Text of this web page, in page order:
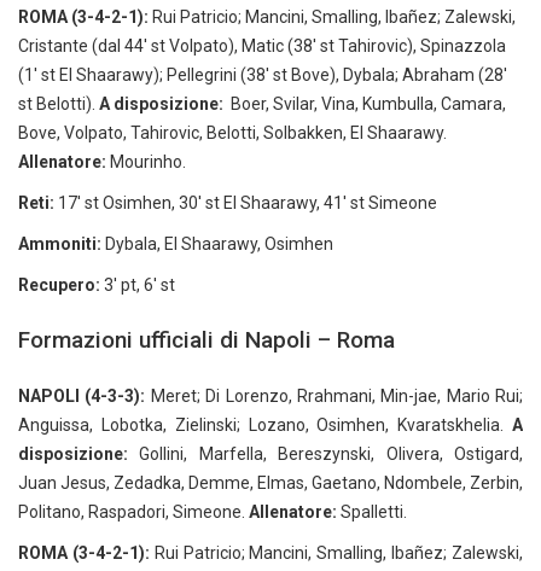
ROMA (3-4-2-1): Rui Patricio; Mancini, Smalling, Ibañez; Zalewski,
Cristante (dal 44' st Volpato), Matic (38' st Tahirovic), Spinazzola
(1' st El Shaarawy); Pellegrini (38' st Bove), Dybala; Abraham (28'
st Belotti). A disposizione: Boer, Svilar, Vina, Kumbulla, Camara,
Bove, Volpato, Tahirovic, Belotti, Solbakken, El Shaarawy.
Allenatore: Mourinho.
Reti: 17' st Osimhen, 30' st El Shaarawy, 41' st Simeone
Ammoniti: Dybala, El Shaarawy, Osimhen
Recupero: 3' pt, 6' st
Formazioni ufficiali di Napoli – Roma
NAPOLI (4-3-3): Meret; Di Lorenzo, Rrahmani, Min-jae, Mario Rui;
Anguissa, Lobotka, Zielinski; Lozano, Osimhen, Kvaratskhelia. A
disposizione: Gollini, Marfella, Bereszynski, Olivera, Ostigard,
Juan Jesus, Zedadka, Demme, Elmas, Gaetano, Ndombele, Zerbin,
Politano, Raspadori, Simeone. Allenatore: Spalletti.
ROMA (3-4-2-1): Rui Patricio; Mancini, Smalling, Ibañez; Zalewski,